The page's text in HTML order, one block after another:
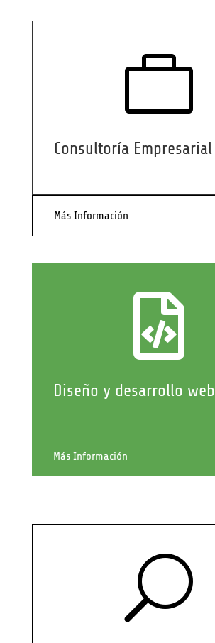

Consultoría Empresarial
Más Información

Diseño y desarrollo web
Más Información
U